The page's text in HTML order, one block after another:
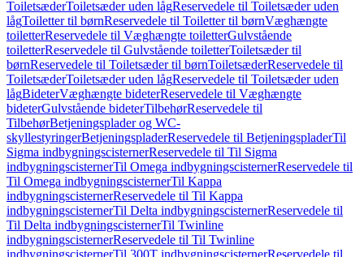
ToiletsæderToiletsæder uden lågReservedele til Toiletsæder uden
lågToiletter til børnReservedele til Toiletter til børnVæghængte
toiletterReservedele til Væghængte toiletterGulvstående
toiletterReservedele til Gulvstående toiletterToiletsæder til
børnReservedele til Toiletsæder til børnToiletsæderReservedele til
ToiletsæderToiletsæder uden lågReservedele til Toiletsæder uden
lågBideterVæghængte bideterReservedele til Væghængte
bideterGulvstående bideterTilbehørReservedele til
TilbehørBetjeningsplader og WC-
skyllestyringerBetjeningspladerReservedele til BetjeningspladerTil
Sigma indbygningscisternerReservedele til Til Sigma
indbygningscisternerTil Omega indbygningscisternerReservedele til
Til Omega indbygningscisternerTil Kappa
indbygningscisternerReservedele til Til Kappa
indbygningscisternerTil Delta indbygningscisternerReservedele til
Til Delta indbygningscisternerTil Twinline
indbygningscisternerReservedele til Til Twinline
indbygningscisternerTil 300T indbygningscisternerReservedele til